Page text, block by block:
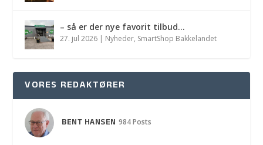
– så er der nye favorit tilbud…
27. jul 2026 | Nyheder, SmartShop Bakkelandet
VORES REDAKTØRER
BENT HANSEN 984 Posts